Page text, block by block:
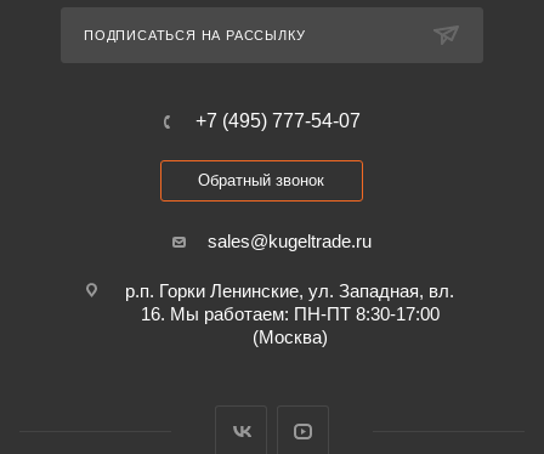
ПОДПИСАТЬСЯ НА РАССЫЛКУ
+7 (495) 777-54-07
Обратный звонок
sales@kugeltrade.ru
р.п. Горки Ленинские, ул. Западная, вл.
16. Мы работаем: ПН-ПТ 8:30-17:00
(Москва)